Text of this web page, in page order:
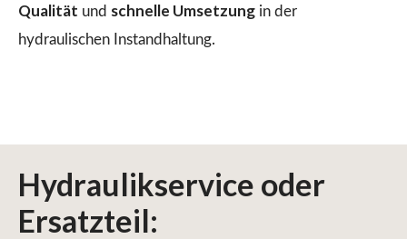
Qualität und schnelle Umsetzung in der
hydraulischen Instandhaltung.
Hydraulikservice oder
Ersatzteil: